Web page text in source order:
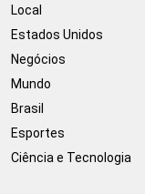
Local
Estados Unidos
Negócios
Mundo
Brasil
Esportes
Ciência e Tecnologia